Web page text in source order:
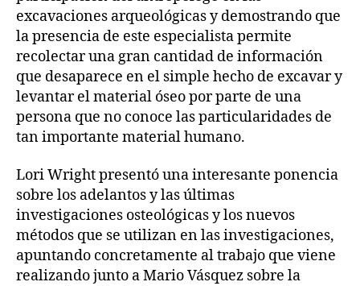
excavaciones arqueológicas y demostrando que
la presencia de este especialista permite
recolectar una gran cantidad de información
que desaparece en el simple hecho de excavar y
levantar el material óseo por parte de una
persona que no conoce las particularidades de
tan importante material humano.
Lori Wright presentó una interesante ponencia
sobre los adelantos y las últimas
investigaciones osteológicas y los nuevos
métodos que se utilizan en las investigaciones,
apuntando concretamente al trabajo que viene
realizando junto a Mario Vásquez sobre la